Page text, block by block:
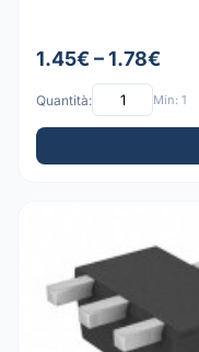
1.45€ – 1.78€
Quantità: Min: 1